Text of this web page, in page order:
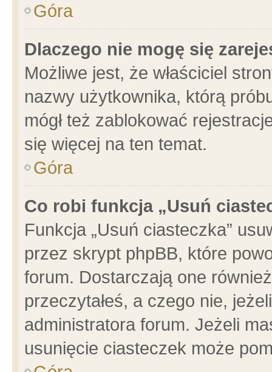
Góra
Dlaczego nie mogę się
Możliwe jest, że właściciel
nazwy użytkownika, którą
mógł też zablokować
się więcej na ten temat.
Góra
Co robi funkcja „Usuń
Funkcja „Usuń ciasteczka”
przez skrypt phpBB, które
forum. Dostarczają one
przeczytałeś, a czego nie,
administratora forum. Jeżeli
usunięcie ciasteczek może